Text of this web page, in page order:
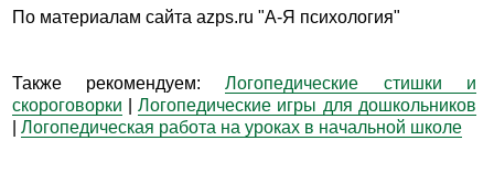
По материалам сайта azps.ru "А-Я психология"
Также рекомендуем:Логопедические стишки и
скороговорки |Логопедические игры для дошкольников
Логопедическая работа на уроках в начальной школе